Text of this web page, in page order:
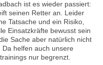
ist es wieder passiert:
seinen Retter an. Leider
Tatsache und ein Risiko,
Einsatzkräfte bewusst sein
Sache aber natürlich nicht
Da helfen auch unsere
nur begrenzt.